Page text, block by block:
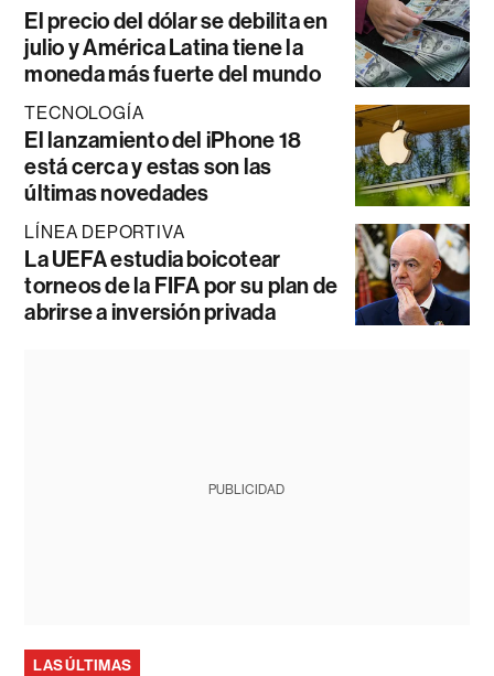
El precio del dólar se debilita en
julio y América Latina tiene la
moneda más fuerte del mundo
TECNOLOGÍA
El lanzamiento del iPhone 18
está cerca y estas son las
últimas novedades
LÍNEA DEPORTIVA
La UEFA estudia boicotear
torneos de la FIFA por su plan de
abrirse a inversión privada
PUBLICIDAD
LAS ÚLTIMAS